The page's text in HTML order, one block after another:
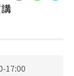
17:00